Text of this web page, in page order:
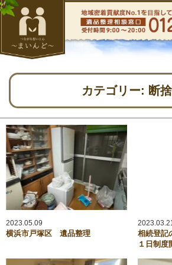
カテゴリー: 断
2023.05.09
横浜市戸塚区 遺品整理
相続登記
１日制度